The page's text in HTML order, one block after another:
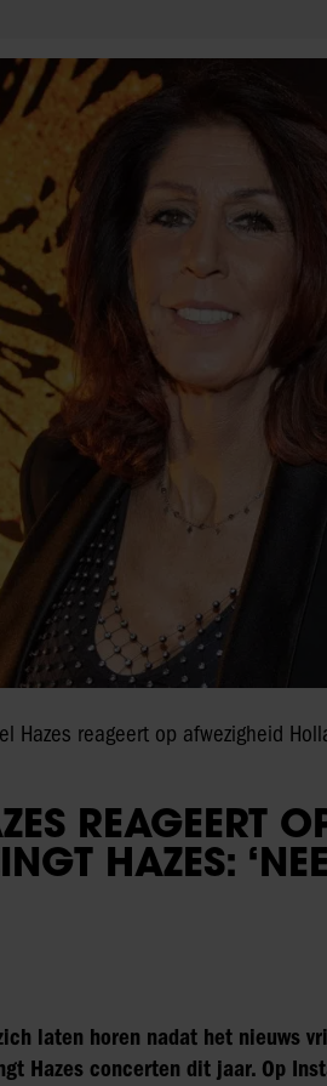
Hazes reageert op afwezigheid
REAGEERT
HAZES:
laten horen nadat het nieuws
Hazes concerten dit jaar. Op